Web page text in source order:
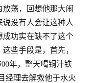
荡，回想他那大闹
没有人会让这种人
功实在缺不了这个
些手段是，首先，
年，整天喝铜汁铁
经理去解救他于水火